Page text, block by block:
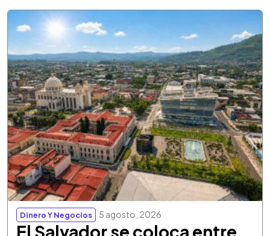
Dinero Y Negocios 5 agosto, 2026
El Salvador se coloca entre